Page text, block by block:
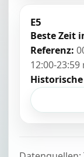
E5
Beste Zeit
Referenz:
12:00-